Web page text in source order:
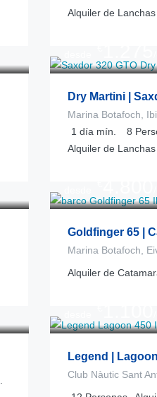
Alquiler de
Dry Martini |
Marina Botafoch,
1 día mín. 8
Alquiler de
Goldfinger 65 |
Marina Botafoch,
Alquiler de
Legend |
Club Nàutic Sant